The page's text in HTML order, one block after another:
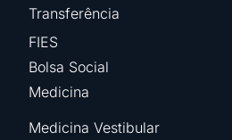
Transferência
FIES
Bolsa Social
Medicina
Medicina Vestibular